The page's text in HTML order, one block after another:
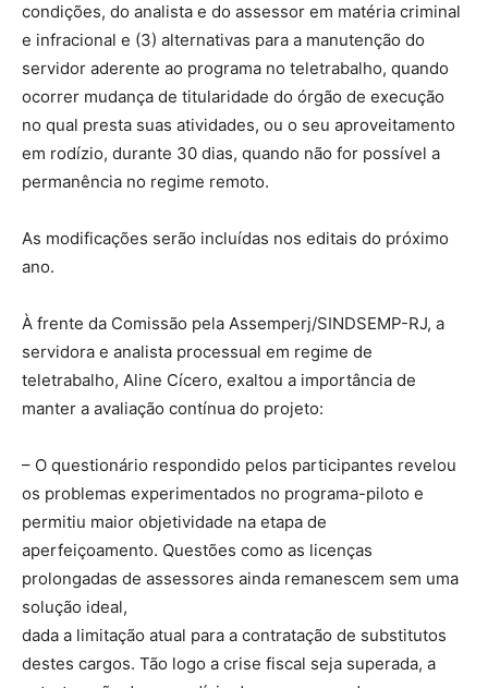
condições, do analista e do assessor em matéria criminal
e infracional e (3) alternativas para a manutenção do
servidor aderente ao programa no teletrabalho, quando
ocorrer mudança de titularidade do órgão de execução
no qual presta suas atividades, ou o seu aproveitamento
em rodízio, durante 30 dias, quando não for possível a
permanência no regime remoto.
As modificações serão incluídas nos editais do próximo
ano.
À frente da Comissão pela Assemperj/SINDSEMP-RJ, a
servidora e analista processual em regime de
teletrabalho, Aline Cícero, exaltou a importância de
manter a avaliação contínua do projeto:
– O questionário respondido pelos participantes revelou
os problemas experimentados no programa-piloto e
permitiu maior objetividade na etapa de
aperfeiçoamento. Questões como as licenças
prolongadas de assessores ainda remanescem sem uma
solução ideal,
dada a limitação atual para a contratação de substitutos
destes cargos. Tão logo a crise fiscal seja superada, a